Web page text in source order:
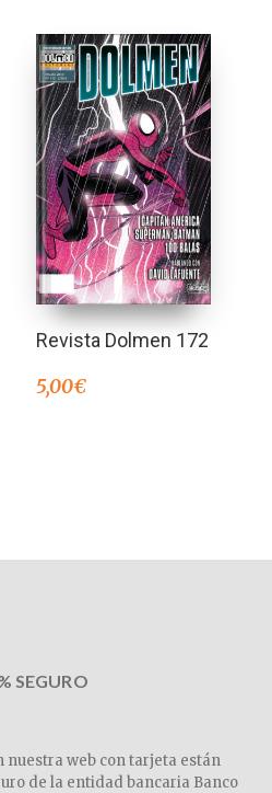
Revista Dolmen 172
5,00€
SEGURO
nuestra web con tarjeta están
de la entidad bancaria Banco